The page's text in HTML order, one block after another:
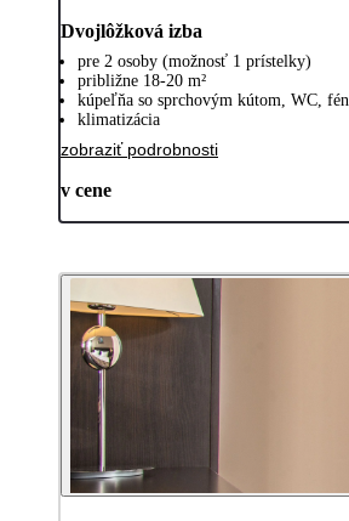
Dvojlôžková izba
pre 2 osoby (možnosť 1 prístelky)
približne 18-20 m²
kúpeľňa so sprchovým kútom, WC, fén
klimatizácia
zobraziť podrobnosti
v cene